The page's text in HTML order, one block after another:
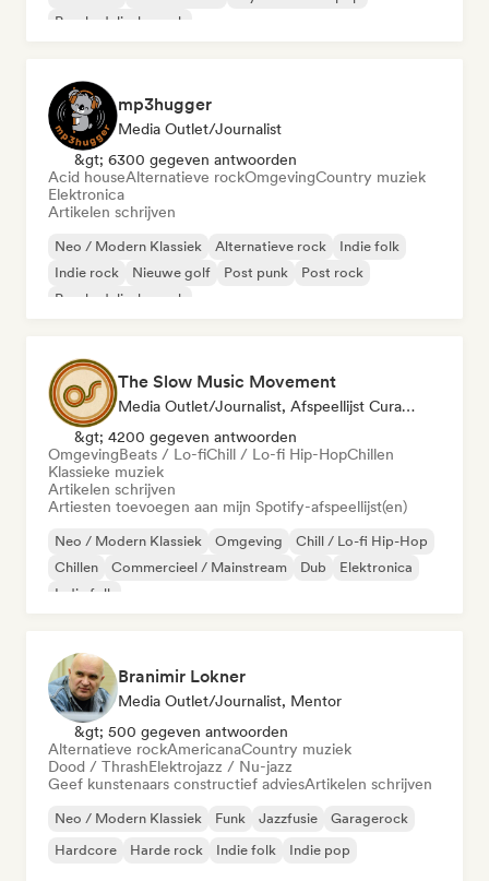
Psychedelische rock
mp3hugger
Media Outlet/Journalist
&gt; 6300 gegeven antwoorden
Acid houseAlternatieve rockOmgevingCountry muziek
Elektronica
Artikelen schrijven
Neo / Modern Klassiek Alternatieve rock
Indie folk
Indie rock
Nieuwe golf Post punk
Post rock
Psychedelische rock
The Slow Music Movement
Media Outlet/Journalist, Afspeellijst Curator
&gt; 4200 gegeven antwoorden
OmgevingBeats / Lo-fiChill / Lo-fi Hip-HopChillen
Klassieke muziek
Artikelen schrijven
Artiesten toevoegen aan mijn Spotify-afspeellijst(en)
Neo / Modern Klassiek Omgeving
Chill / Lo-fi Hip-Hop
Chillen
Commercieel / Mainstream Dub
Elektronica
Indie folk
Branimir Lokner
Media Outlet/Journalist, Mentor
&gt; 500 gegeven antwoorden
Alternatieve rockAmericanaCountry muziek
Dood / ThrashElektrojazz / Nu-jazz
Geef kunstenaars constructief adviesArtikelen schrijven
Neo / Modern Klassiek Funk Jazzfusie
Garagerock
Hardcore
Harde rock Indie folk Indie pop